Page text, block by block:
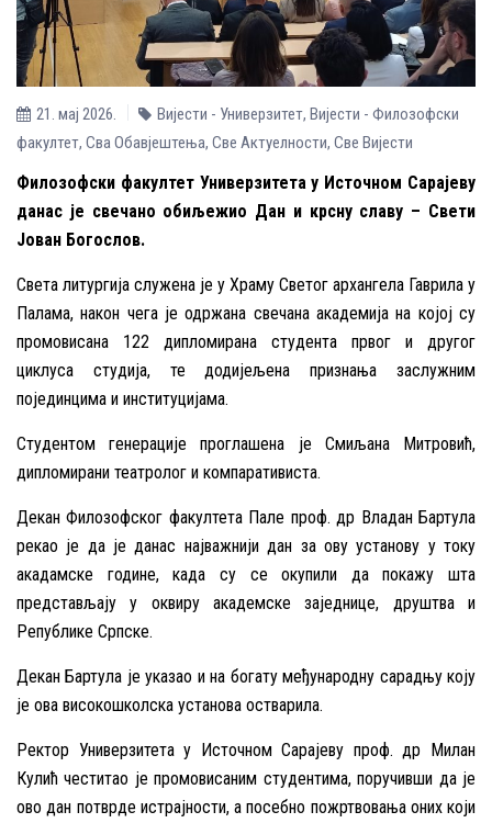
21. мај 2026. Вијести - Универзитет, Вијести - Филозофски
факултет, Сва Обавјештења, Све Aктуелности, Све Вијести
Филозофски факултет Универзитета у Источном Сарајеву
данас је свечано обиљежио Дан и крсну славу – Свети
Јован Богослов.
Света литургија служена је у Храму Светог архангела Гаврила у
Палама, након чега је одржана свечана академија на којој су
промовисана 122 дипломирана студента првог и другог
циклуса студија, те додијељена признања заслужним
појединцима и институцијама.
Студентом генерације проглашена је Смиљана Митровић,
дипломирани театролог и компаративистa.
Декан Филозофског факултета Пале проф. др Владан Бартула
рекао је да је данас најважнији дан за ову установу у току
акадамске године, када су се окупили да покажу шта
представљају у оквиру академске заједнице, друштва и
Републике Српске.
Декан Бартула је указао и на богату међународну сарадњу коју
је ова високошколска установа остварила.
Ректор Универзитета у Источном Сарајеву проф. др Милан
Кулић честитао је промовисаним студентима, поручивши да је
ово дан потврде истрајности, а посебно пожртвовања оних који